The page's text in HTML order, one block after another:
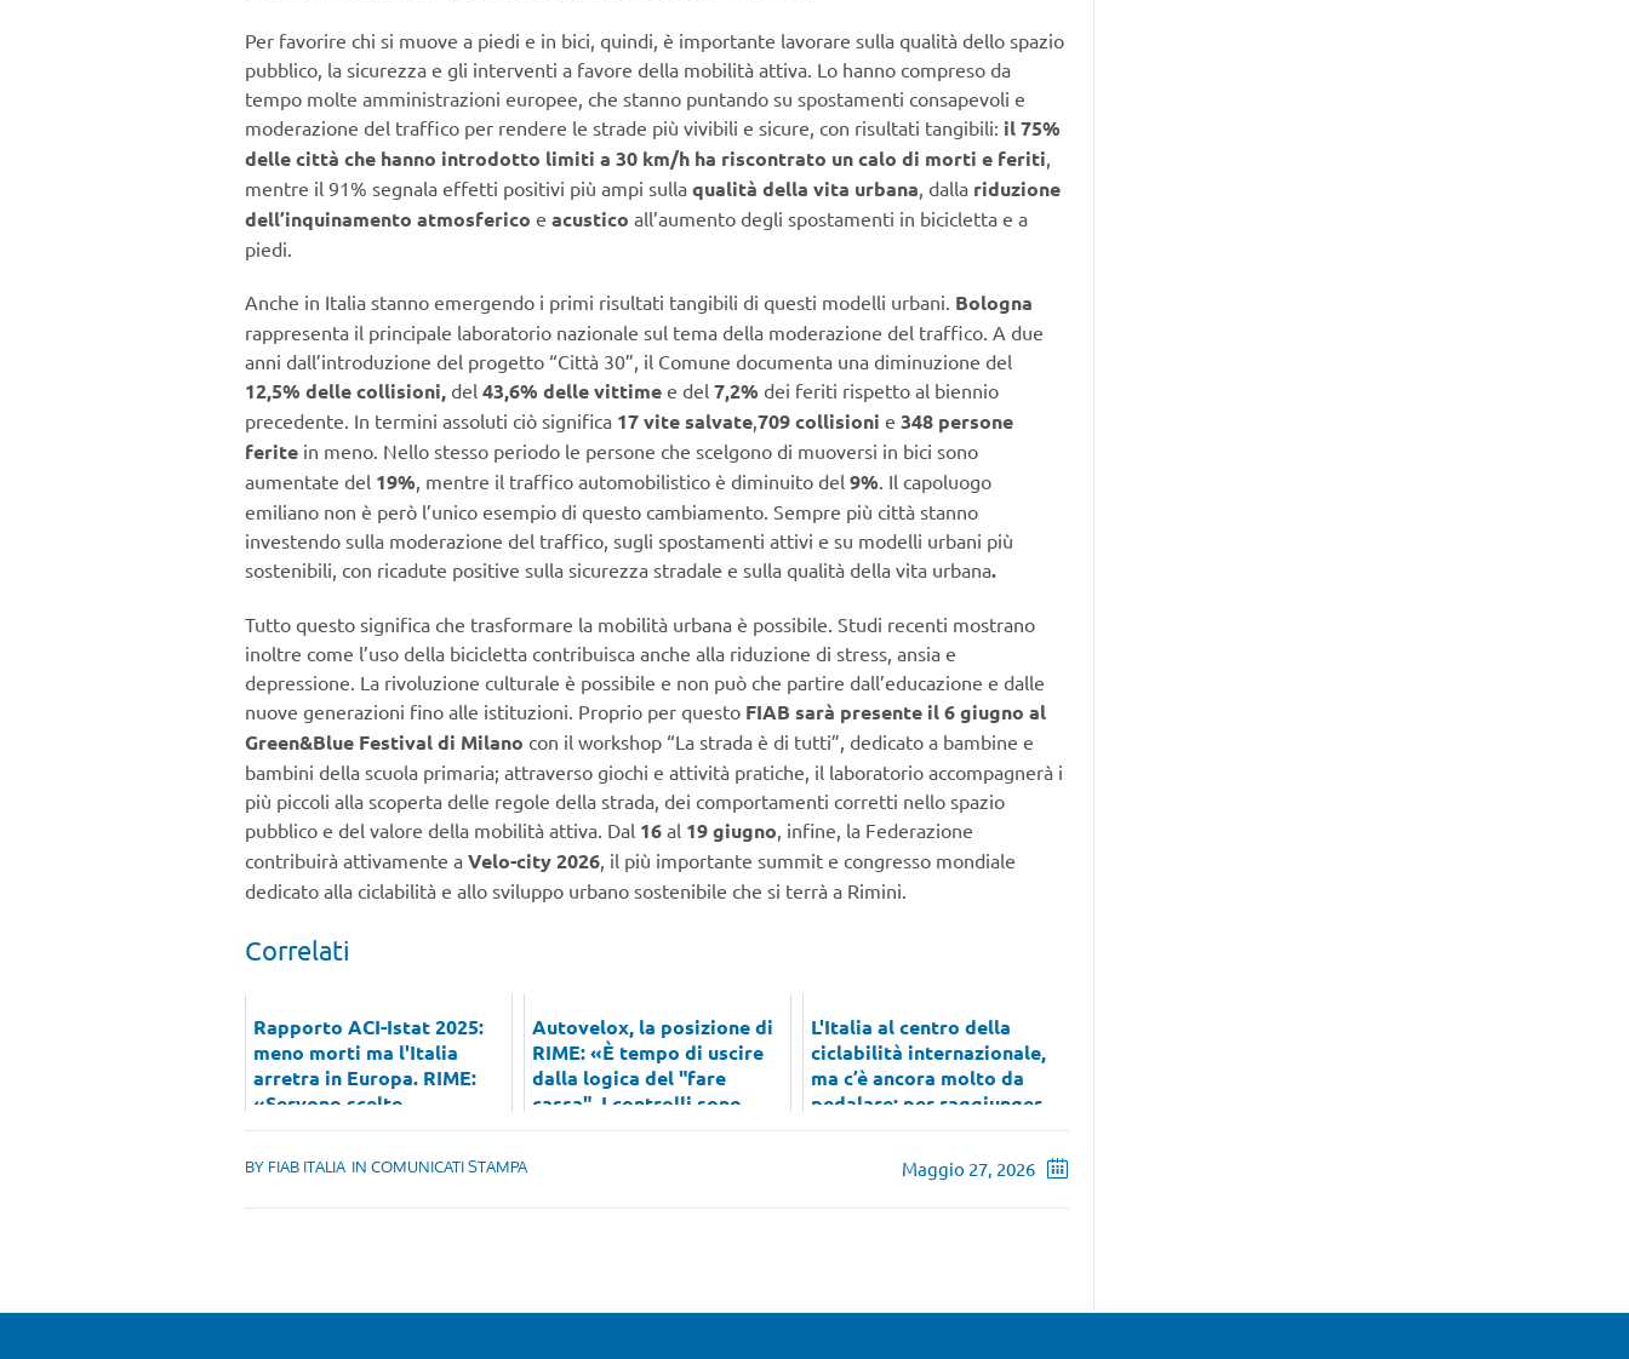
Per favorire chi si muove a piedi e in bici, quindi, è importante lavorare sulla qualità dello spazio
pubblico, la sicurezza e gli interventi a favore della mobilità attiva. Lo hanno compreso da
tempo molte amministrazioni europee, che stanno puntando su spostamenti consapevoli e
moderazione del traffico per rendere le strade più vivibili e sicure, con risultati tangibili: il 75%
delle città che hanno introdotto limiti a 30 km/h ha riscontrato uncalo di morti e feriti
mentre il 91% segnala effetti positivi più ampi sulla qualità della vita urbana , dalla riduzione
dell’inquinamento atmosferico e acustico all’aumento degli spostamenti in bicicletta e a
piedi.
Anche in Italia stanno emergendo i primi risultati tangibili di questi modelli urbani. Bologna
rappresenta il principale laboratorio nazionale sul tema della moderazione del traffico. A due
anni dall’introduzione del progetto “Città 30”, il Comune documenta una diminuzione del
12,5% delle collisioni, del 43,6% delle vittime e del 7,2% dei feriti rispetto al biennio
precedente. In termini assoluti ciò significa 17 vite salvate709 collisioni e 348 persone
ferite in meno. Nello stesso periodo le persone che scelgono di muoversi in bici sono
aumentate del 19% , mentre il traffico automobilistico è diminuito del 9% . Il capoluogo
emiliano non è però l’unico esempio di questo cambiamento. Sempre più città stanno
investendo sulla moderazione del traffico, sugli spostamenti attivi e su modelli urbani più
sostenibili, con ricadute positive sulla sicurezza stradale e sulla qualità della vita urbana.
Tutto questo significa che trasformare la mobilità urbana è possibile. Studi recenti mostrano
inoltre come l’uso della bicicletta contribuisca anche alla riduzione di stress, ansia e
depressione. La rivoluzione culturale è possibile e non può che partire dall’educazione e dalle
nuove generazioni fino alle istituzioni. Proprio per questo FIAB sarà presente il 6 giugno al
Green&Blue Festival di Milano con il workshop “La strada è di tutti”, dedicato a bambine e
bambini della scuola primaria; attraverso giochi e attività pratiche, il laboratorio accompagnerà i
più piccoli alla scoperta delle regole della strada, dei comportamenti corretti nello spazio
pubblico e del valore della mobilità attiva. Dal 16 al 19 giugno , infine, la Federazione
contribuirà attivamente a Velo-city 2026 , il più importante summit e congresso mondiale
dedicato alla ciclabilità e allo sviluppo urbano sostenibile che si terrà a Rimini.
Correlati
Rapporto ACI-Istat 2025:
meno morti ma l'Italia
arretra in Europa. RIME:
«Servono scelte
strutturali...
Autovelox, la posizione di
RIME: «È tempo di uscire
dalla logica del "fare
cassa". I controlli sono ...
L'Italia al centro della
ciclabilità internazionale,
ma c’è ancora molto da
pedalare: per raggiunger...
Maggio 27, 2026
BY FIAB ITALIA IN COMUNICATI STAMPA